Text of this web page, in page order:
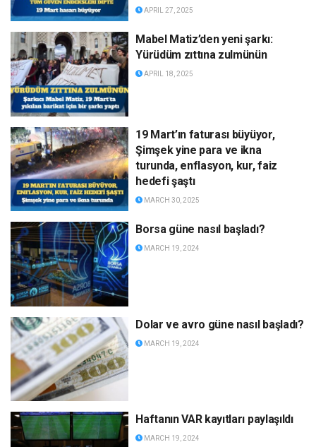
APRIL 27, 2025
Mabel Matiz’den yeni şarkı:
Yürüdüm zıttına zulmünün
APRIL 18, 2025
19 Mart’ın faturası büyüyor,
Şimşek yine para ve ikna
turunda, enflasyon, kur, faiz
hedefi şaştı
MARCH 30, 2025
Borsa güne nasıl başladı?
MARCH 19, 2024
Dolar ve avro güne nasıl başladı?
MARCH 19, 2024
Haftanın VAR kayıtları paylaşıldı
MARCH 19, 2024